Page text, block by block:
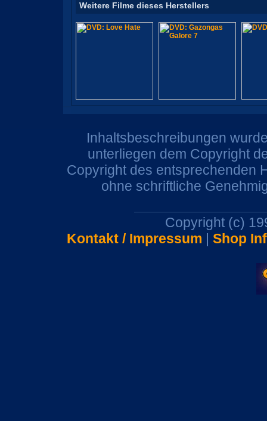
Weitere Filme dieses Herstellers
Inhaltsbeschreibungen
unterliegen dem Copyright
Copyright des entsprechenden
ohne schriftliche
Copyright (c)
Kontakt / Impressum | Shop